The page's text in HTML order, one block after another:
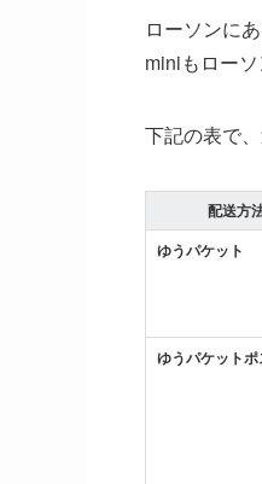
ローソンに
miniもロー
下記の表で
配送方
ゆうパケット
ゆうパケットポ